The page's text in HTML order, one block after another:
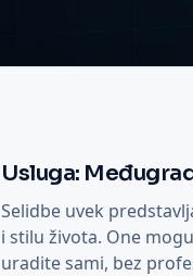
Usluga:
Selidbe uvek
i stilu života. One
uradite sami, bez